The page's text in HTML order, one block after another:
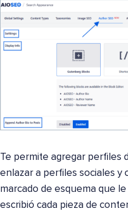
Te permite agregar perfiles
enlazar a perfiles sociales y
marcado de esquema que
escribió cada pieza de